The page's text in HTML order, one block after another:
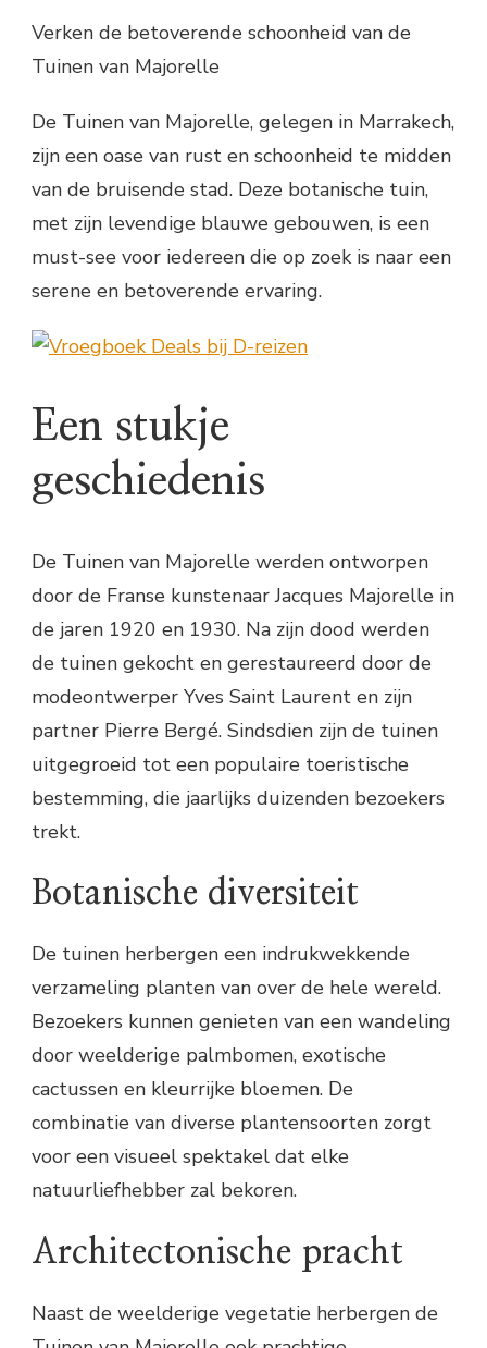
Verken de betoverende schoonheid van de
Tuinen van Majorelle
De Tuinen van Majorelle, gelegen in Marrakech,
zijn een oase van rust en schoonheid te midden
van de bruisende stad. Deze botanische tuin,
met zijn levendige blauwe gebouwen, is een
must-see voor iedereen die op zoek is naar een
serene en betoverende ervaring.
Een stukje
geschiedenis
De Tuinen van Majorelle werden ontworpen
door de Franse kunstenaar Jacques Majorelle in
de jaren 1920 en 1930. Na zijn dood werden
de tuinen gekocht en gerestaureerd door de
modeontwerper Yves Saint Laurent en zijn
partner Pierre Bergé. Sindsdien zijn de tuinen
uitgegroeid tot een populaire toeristische
bestemming, die jaarlijks duizenden bezoekers
trekt.
Botanische diversiteit
De tuinen herbergen een indrukwekkende
verzameling planten van over de hele wereld.
Bezoekers kunnen genieten van een wandeling
door weelderige palmbomen, exotische
cactussen en kleurrijke bloemen. De
combinatie van diverse plantensoorten zorgt
voor een visueel spektakel dat elke
natuurliefhebber zal bekoren.
Architectonische pracht
Naast de weelderige vegetatie herbergen de